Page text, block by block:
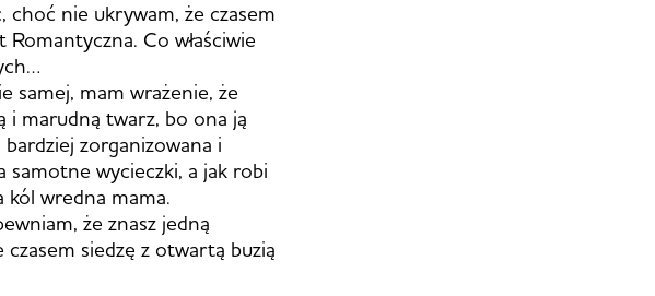
choć nie ukrywam, że czasem
Co właściwie
samej, mam wrażenie, że
i marudną twarz, bo ona ją
zorganizowana i
samotne wycieczki, a jak robi
kól wredna mama.
że znasz jedną
siedzę z otwartą buzią